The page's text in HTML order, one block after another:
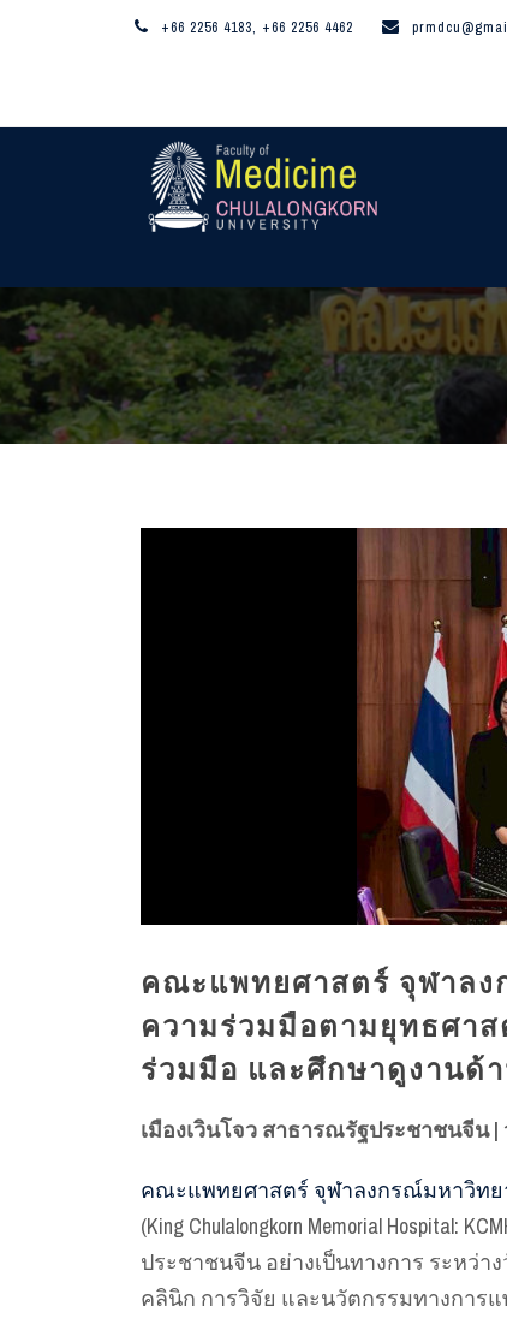
+66 2256 4183, +66 2256 4462
คณะแพทยศาสตร์ จุฬาลง
ความร่วมมือตามยุทธศา
ร่วมมือ และศึกษาดูงานด้
เมืองเวินโจว สาธารณรัฐประชาชนจีน |
คณะแพทยศาสตร์ จุฬาลงกรณ์มหาวิทย
(King Chulalongkorn Memorial Hospital:
ประชาชนจีน อย่างเป็นทางการ ระหว่า
คลินิก การวิจัย และนวัตกรรมทางการ